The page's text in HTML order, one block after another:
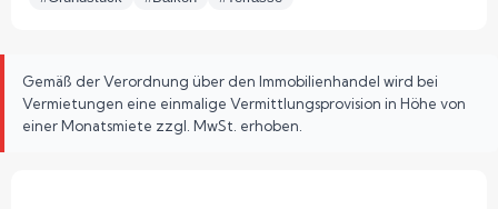
Gemäß der Verordnung über den Immobilienhandel wird bei
Vermietungen eine einmalige Vermittlungsprovision in Höhe von
einer Monatsmiete zzgl. MwSt. erhoben.